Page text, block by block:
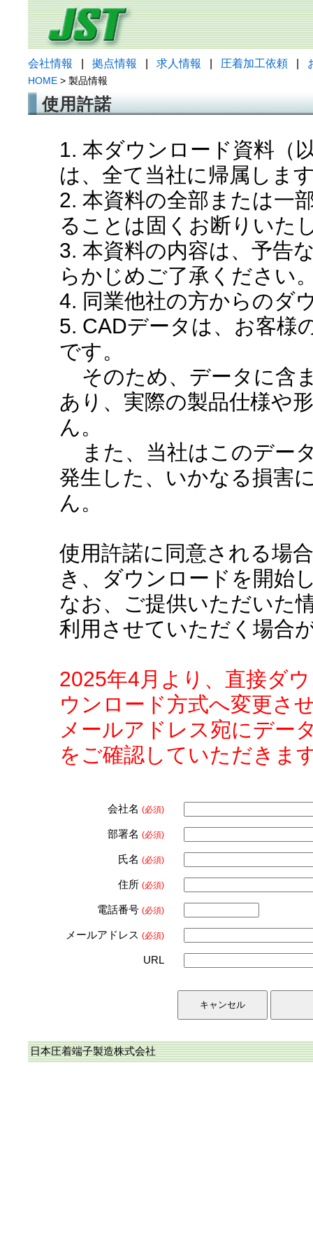
会社情報 拠点情報 求人情報 圧着加工依頼
HOME > 製品情報
使用許諾
1. 本ダウンロード資料（
は、全て当社に帰属しま
2. 本資料の全部または一
ることは固くお断りいた
3. 本資料の内容は、予告
らかじめご了承ください
4. 同業他社の方からのダ
5. CADデータは、お客様
です。
そのため、データに含
あり、実際の製品仕様や
ん。
また、当社はこのデー
発生した、いかなる損害
ん。
使用許諾に同意される場
き、ダウンロードを開始
なお、ご提供いただいた
利用させていただく場合
2025年4月より、直接ダ
ウンロード方式へ変更さ
メールアドレス宛にデー
をご確認していただきま
会社名 (必須)
部署名 (必須)
氏名 (必須)
住所 (必須)
電話番号 (必須)
メールアドレス (必須)
URL
日本圧着端子製造株式会社